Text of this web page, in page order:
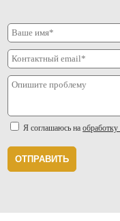
Я соглашаюсь на
ОТПРАВИТЬ